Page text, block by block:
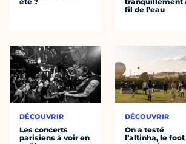
DÉCOUVRIR
Les concerts
parisiens à voir en
fil de l’eau
DÉCOUVRIR
On a testé
l’altinha, le foot